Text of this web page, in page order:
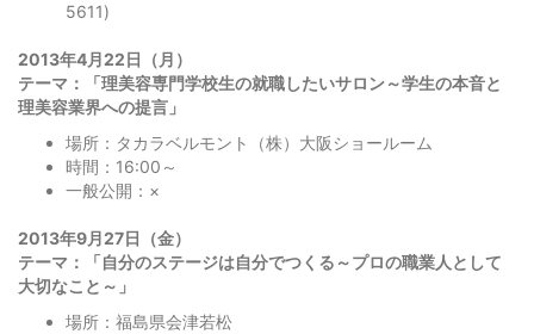
5611)
2013年4月22日（月）
テーマ：「理美容専門学校生の就職したいサロン～学生の本音と
理美容業界への提言」
場所：タカラベルモント（株）大阪ショールーム
時間：16:00～
一般公開：×
2013年9月27日（金）
テーマ：「自分のステージは自分でつくる～プロの職業人として
大切なこと～」
場所：福島県会津若松